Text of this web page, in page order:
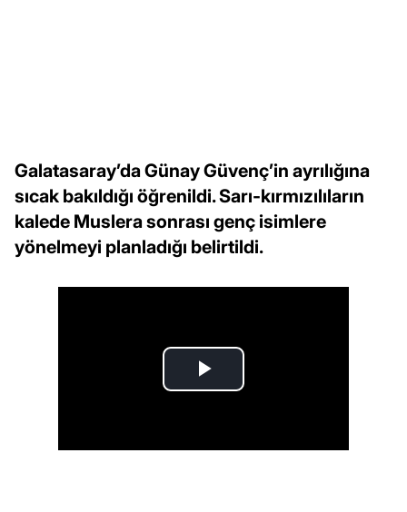
Galatasaray’da Günay Güvenç’in ayrılığına
sıcak bakıldığı öğrenildi. Sarı-kırmızılıların
kalede Muslera sonrası genç isimlere
yönelmeyi planladığı belirtildi.